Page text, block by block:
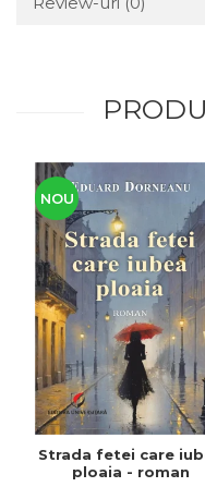
NOU
Strada fetei care
ploaia - roman